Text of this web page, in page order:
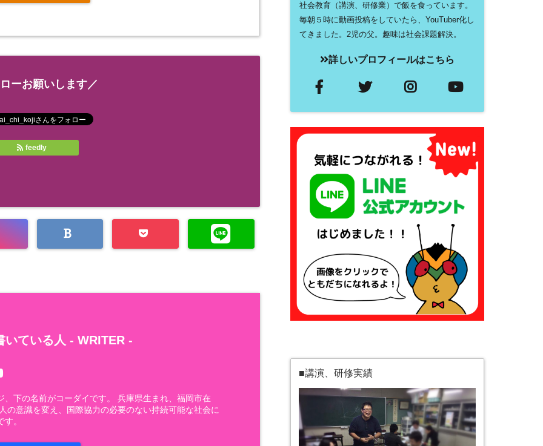
ーお願いします／
feedly
いている人 - WRITER -
、下の名前がコーダイです。 兵庫県生まれ、福岡市在
の意識を変え、国際協力の必要のない持続可能な社会に
。
社会教育（講演、研修業）で飯を食っています。
毎朝５時に動画投稿をしていたら、YouTuber化し
てきました。2児の父。趣味は社会課題解決。
詳しいプロフィールはこちら
■講演、研修実績